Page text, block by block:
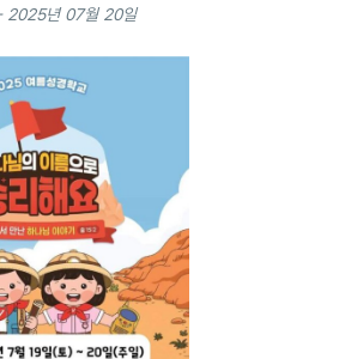
2025년 07월 20일